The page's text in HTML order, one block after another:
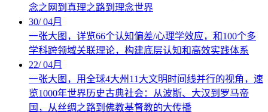
念之网到真理之路到理念世界
30/04月
一张大图，详览66个认知偏差/心理学效应，和100个多
学科跨领域关联理论，构建底层认知和高效实践体系
22/04月
一张大图，用全球4大州11大文明时间线并行的视角，速
览1000年世界历史古典社会：从波斯、大汉到罗马帝
国，从丝绸之路到佛教基督教的大传播